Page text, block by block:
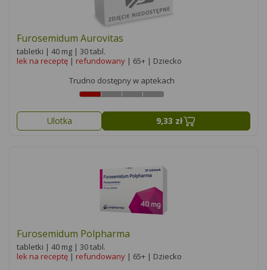
Furosemidum Aurovitas
tabletki | 40 mg | 30 tabl.
lek na receptę | refundowany | 65+ | Dziecko
Trudno dostępny w aptekach
Ulotka 9,33 zł
Furosemidum Polpharma
tabletki | 40 mg | 30 tabl.
lek na receptę | refundowany | 65+ | Dziecko